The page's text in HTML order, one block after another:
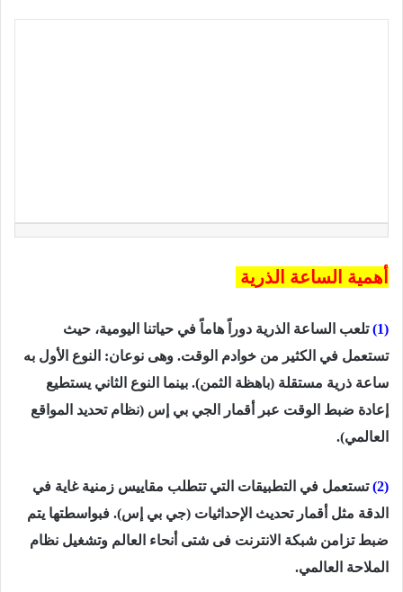
أهمية الساعة الذرية
(1)
تلعب الساعة الذرية دوراً هاماً في حياتنا اليومية، حيث
تستعمل في الكثير من خوادم الوقت. ‏وهى نوعان: النوع الأول به
ساعة ذرية مستقلة (باهظة الثمن). بينما النوع الثاني يستطيع
‏إعادة ضبط الوقت عبر أقمار الجي بي إس (نظام تحديد المواقع
العالمي).
(2)
تستعمل ‏في التطبيقات التي تتطلب مقاييس زمنية غاية في
الدقة مثل أقمار تحديث الإحداثيات (جي ‏بي إس). فبواسطتها يتم
ضبط تزامن شبكة الانترنت فى شتى أنحاء العالم وتشغيل نظام
‏الملاحة العالمي. ‏